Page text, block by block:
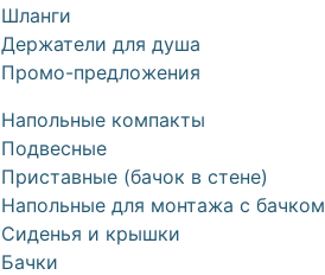
Шланги
Держатели для душа
Промо-предложения
Напольные компакты
Подвесные
Приставные (бачок в стене)
Напольные для монтажа с бачком
Сиденья и крышки
Бачки